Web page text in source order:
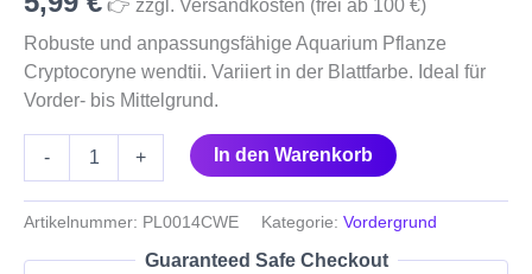
👉 zzgl. Versandkosten (frei ab 100 €)
Robuste und anpassungsfähige Aquarium Pflanze
Cryptocoryne wendtii. Variiert in der Blattfarbe. Ideal für
Vorder- bis Mittelgrund.
- + In den Warenkorb
Artikelnummer: PL0014CWE Kategorie: Vordergrund
Guaranteed Safe Checkout